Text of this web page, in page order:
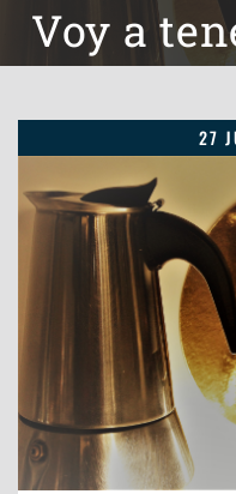
Voy a
27